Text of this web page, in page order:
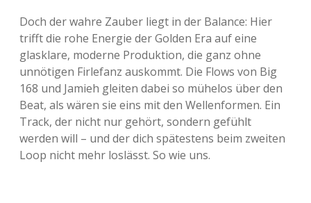
Doch der wahre Zauber liegt in der Balance: Hier
trifft die rohe Energie der Golden Era auf eine
glasklare, moderne Produktion, die ganz ohne
unnötigen Firlefanz auskommt. Die Flows von Big
168 und Jamieh gleiten dabei so mühelos über den
Beat, als wären sie eins mit den Wellenformen. Ein
Track, der nicht nur gehört, sondern gefühlt
werden will – und der dich spätestens beim zweiten
Loop nicht mehr loslässt. So wie uns.